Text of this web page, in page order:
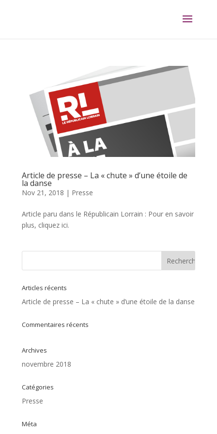
Article de presse – La « chute » d’une étoile de
la danse
Nov 21, 2018 | Presse
Article paru dans le Républicain Lorrain : Pour en savoir
plus, cliquez ici.
Articles récents
Article de presse – La « chute » d’une étoile de la danse
Commentaires récents
Archives
novembre 2018
Catégories
Presse
Méta